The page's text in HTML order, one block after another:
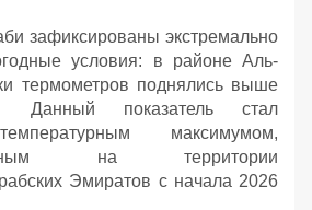
зафиксированы экстремально
условия: в районе Аль-
термометров поднялись выше
Данный показатель стал
максимумом,
на территории
Эмиратов с начала 2026